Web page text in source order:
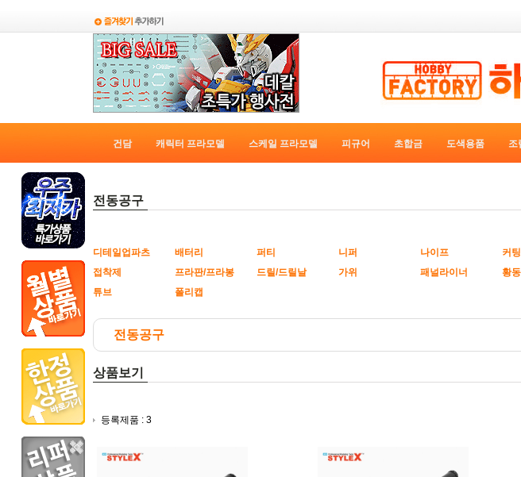
건담 캐릭터 프라모델 스케일 프라모델 피규어 초합금 도색용품 조
전동공구
디테일업파츠 배터리 퍼티 니퍼 나이프 커
접착제
프라판/프라봉 드릴/드릴날 가위 패널라이너 황
튜브
폴리캡
전동공구
상품보기
등록제품 : 3